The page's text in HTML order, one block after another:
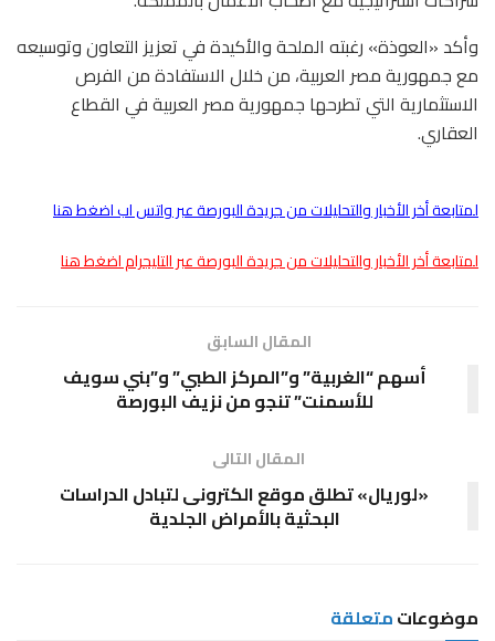
وأكد «العوذة» رغبته الملحة والأكيدة في تعزيز التعاون وتوسيعه
مع جمهورية مصر العربية، من خلال الاستفادة من الفرص
الاستثمارية التي تطرحها جمهورية مصر العربية في القطاع
العقاري.
لمتابعة أخر الأخبار والتحليلات من جريدة البورصة عبر واتس اب اضغط هنا
لمتابعة أخر الأخبار والتحليلات من جريدة البورصة عبر التليجرام اضغط هنا
المقال السابق
أسهم “الغربية” و”المركز الطبي” و”بني سويف
للأسمنت” تنجو من نزيف البورصة
المقال التالى
«لوريال» تطلق موقع الكترونى لتبادل الدراسات
البحثية بالأمراض الجلدية
موضوعاتمتعلقة